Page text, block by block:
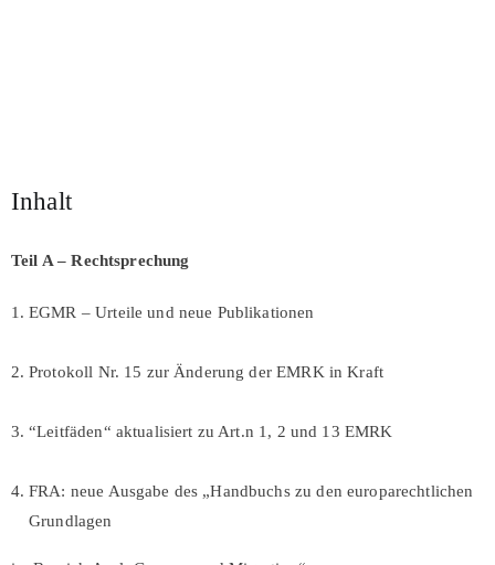
Inhalt
Teil A – Rechtsprechung
EGMR – Urteile und neue Publikationen
Protokoll Nr. 15 zur Änderung der EMRK in Kraft
“Leitfäden“ aktualisiert zu Art.n 1, 2 und 13 EMRK
FRA: neue Ausgabe des „Handbuchs zu den europarechtlichen
Grundlagen